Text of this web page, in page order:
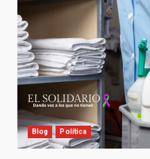
Blog Política